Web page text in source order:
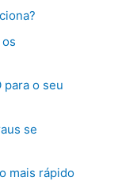
para o seu
se
mais rápido